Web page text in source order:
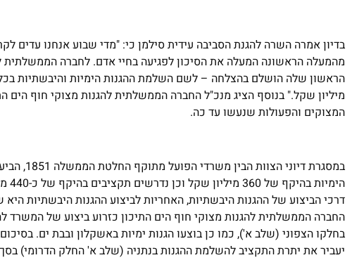
בדיון אמרה השרה להגנת הסביבה עידית סילמן כי: "מדי שבוע אנחנו עדים
מהמעלה הראשונה המעלה את הסיכון לפגיעה בחיי אדם. לחברה הממשלתית
מיליון שקל." בנוסף הציג מנכ"ל החברה הממשלתית להגנות מצוקי חוף
המצוקים והפעולות שנעשו עד כה.
במסגרת
דרכי הביצוע של ההגנות היבשתיות, האחריות לביצוע ההגנות היבשתיות
החברה הממשלתית להגנות מצוקי חוף הים התיכון כזרוע ביצוע של
בחלקו הצפוני (שלב א'), כמו כן בוצעו הגנות ימיות באשקלון ובבת ים.
יעביר את יתרת התקציב להשלמת ההגנות בנתניה (שלב א' החלק הדרומי) בסך 91 מיליון שקל.